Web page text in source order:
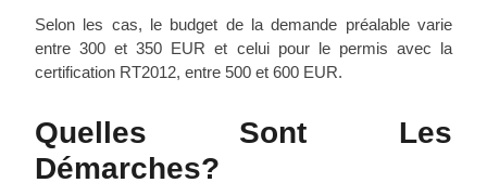
Selon les cas, le budget de la demande préalable varie
entre 300 et 350 EUR et celui pour le permis avec la
certification RT2012, entre 500 et 600 EUR.
Quelles Sont Les
Démarches?